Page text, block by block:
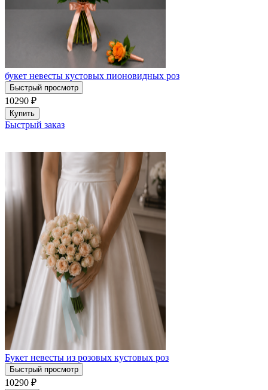
букет невесты кустовых пионовидных роз
Быстрый просмотр
10290 ₽
Купить
Быстрый заказ
Букет невесты из розовых кустовых роз
Быстрый просмотр
10290 ₽